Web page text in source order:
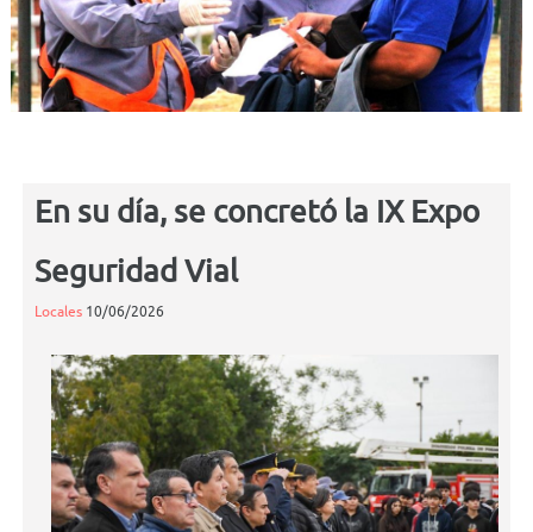
En su día, se concretó la IX Expo
Seguridad Vial
Locales 10/06/2026